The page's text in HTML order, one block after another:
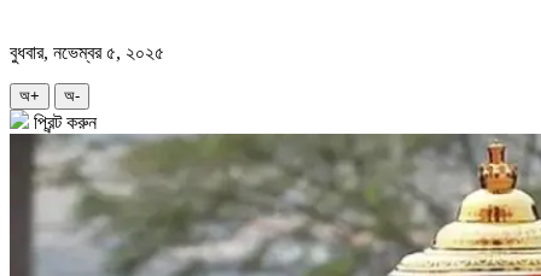
বুধবার, নভেম্বর ৫, ২০২৫
অ+ অ-
প্রিন্ট করুন